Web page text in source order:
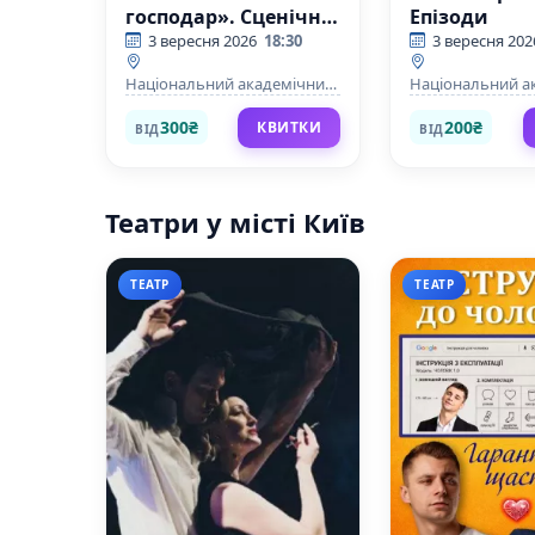
господар». Сценічні
читання.
3 вересня 2026 18:30
Національний академічний
драматичний театр ім.Лесі
Українки
ВІД300₴ КВИТКИ
Епізоди
3 вересня
Національний
драматичний
Українки
ВІД200₴
Театри у місті Київ
ТЕАТР ТЕАТР